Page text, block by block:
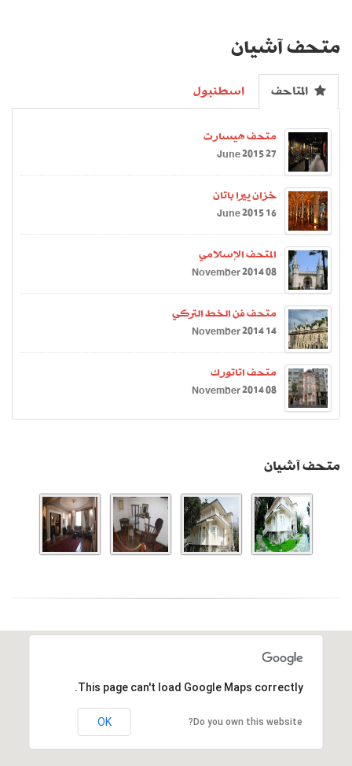
متحف آشيان
المتاحف اسطنبول
متحف هيسارت
27 June 2015
خزان ييرا باتان
16 June 2015
المتحف الإسلامي
08 November 2014
متحف فن الخط التركي
14 November 2014
متحف اتاتورك
08 November 2014
متحف آشيان
This page can't load Google Maps correctly.
Do you own this website?
OK